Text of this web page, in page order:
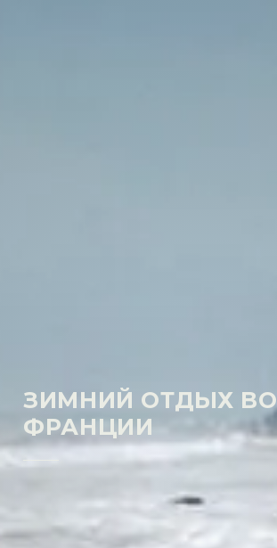
ЗИМНИЙ ОТДЫХ ВО
ФРАНЦИИ